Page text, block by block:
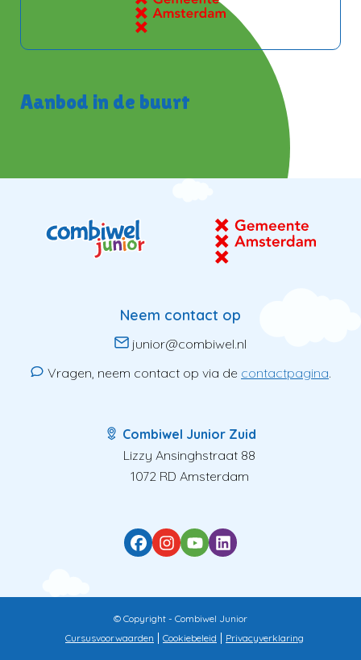
Aanbod in de buurt
Neem contact op
junior@combiwel.nl
Vragen, neem contact op via de contactpagina.
Combiwel Junior Zuid
Lizzy Ansinghstraat 88
1072 RD Amsterdam
© Copyright - Combiwel Junior
Cursusvoorwaarden
Cookiebeleid Privacyverklaring